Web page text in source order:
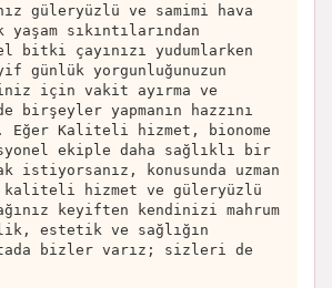
güleryüzlü ve samimi hava
sıkıntılarından
bitki çayınızı yudumlarken
günlük yorgunluğunuzun
için vakit ayırma ve
birşeyler yapmanın hazzını
Kaliteli hizmet, bionome
ekiple daha sağlıklı bir
istiyorsanız, konusunda uzman
hizmet ve güleryüzlü
keyiften kendinizi mahrum
estetik ve sağlığın
bizler varız; sizleri de